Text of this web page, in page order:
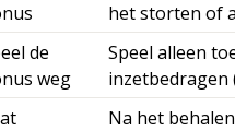
het storten of
de
weg
Speel alleen
inzetbedragen
Na het